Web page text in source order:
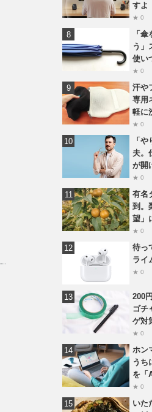
すよ
★ 0
「
う」
使い
★ 0
汗や
専用
軽に
★ 0
「
夫。
が開
★ 0
有名
到。
望」
★ 0
待っ
ライ
★ 0
200
ゴチ
ゲ対
★ 0
ホン
うち
を「
★ 0
いた